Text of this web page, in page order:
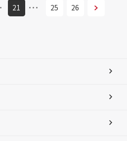
21 25 26